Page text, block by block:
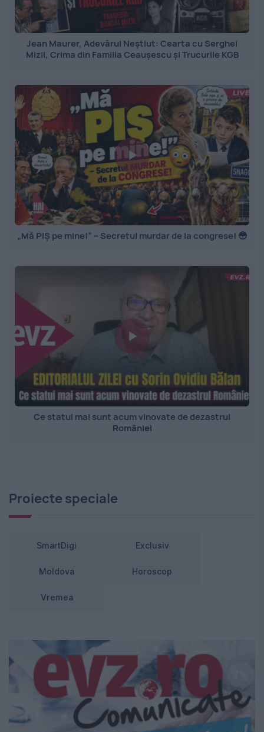
Jean Maurer, Adevărul Neștiut: Cearta cu Serghei
Mizil, Crima din Familia Ceaușescu și Trucurile KGB
„Mă PIȘ pe mine!” – Secretul murdar de la congrese! 😳
Ce statui mai sunt acum vinovate de dezastrul
României
Proiecte speciale
SmartDigi Exclusiv
Moldova Horoscop
Vremea